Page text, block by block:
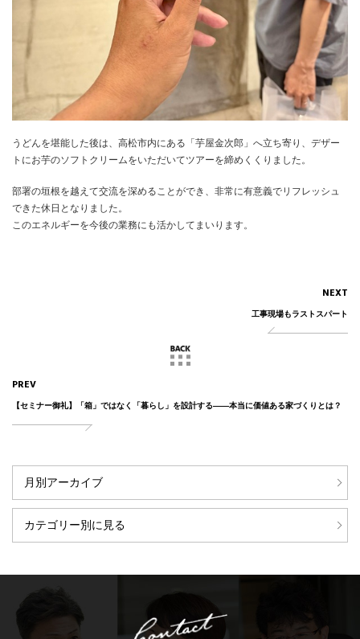
うどんを堪能した後は、高松市内にある「芋屋金次郎」へ立ち寄り、デザー
トにお芋のソフトクリームをいただいてツアーを締めくくりました。
部署の垣根を越えて交流を深めることができ、非常に有意義でリフレッシュ
できた休日となりました。
このエネルギーを今後の業務にも活かしてまいります。
NEXT
工事現場もラストスパート
PREV
【セミナー御礼】「箱」ではなく「暮らし」を設計する――本当に価値ある家づくりとは？
月別アーカイブ
カテゴリー別に見る